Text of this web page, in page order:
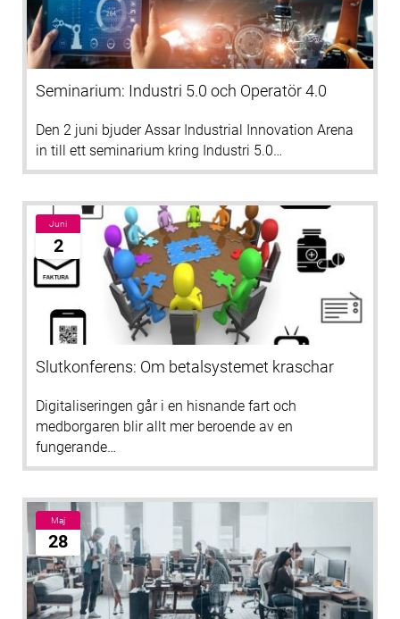
Seminarium: Industri 5.0 och Operatör 4.0
Den 2 juni bjuder Assar Industrial Innovation Arena
in till ett seminarium kring Industri 5.0…
Juni
2
Slutkonferens: Om betalsystemet kraschar
Digitaliseringen går i en hisnande fart och
medborgaren blir allt mer beroende av en
fungerande…
Maj
28